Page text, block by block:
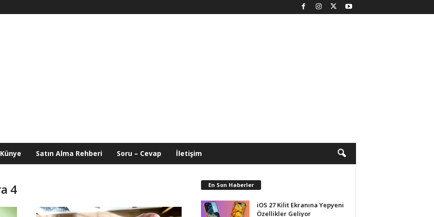
Künye Satın Alma Rehberi Soru – Cevap İletişim
4 En Son Haberler
iOS 27 Kilit Ekranına Yepyeni
Özellikler Geliyor